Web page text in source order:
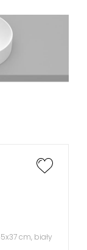
cm, biały